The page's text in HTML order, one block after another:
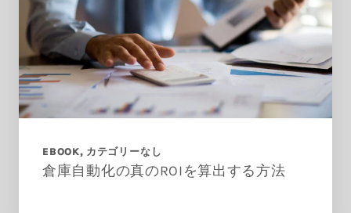
EBOOK カテゴリーなし
倉庫自動化の真のROIを算出する方法